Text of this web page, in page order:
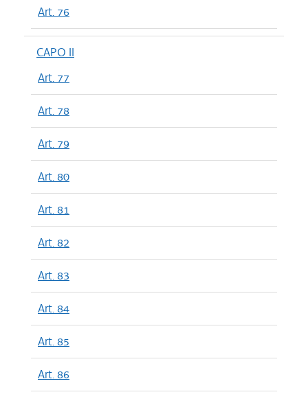
Art. 76
CAPO II
Art. 77
Art. 78
Art. 79
Art. 80
Art. 81
Art. 82
Art. 83
Art. 84
Art. 85
Art. 86